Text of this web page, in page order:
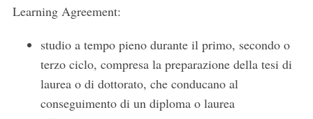
Learning Agreement:
studio a tempo pieno durante il primo, secondo o
terzo ciclo, compresa la preparazione della tesi di
laurea o di dottorato, che conducano al
conseguimento di un diploma o laurea